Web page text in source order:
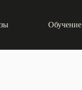
Обучение